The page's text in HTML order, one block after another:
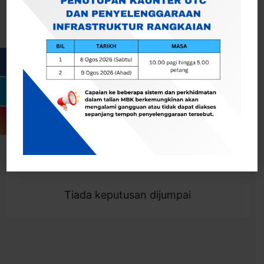
Togol Penapis
Showing 0 result
Tiada keputusan dijumpai